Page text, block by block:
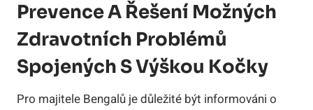
Prevence A Řešení Možných
Zdravotních Problémů
Spojených S Výškou Kočky
Pro majitele Bengalů je důležité být informováni o